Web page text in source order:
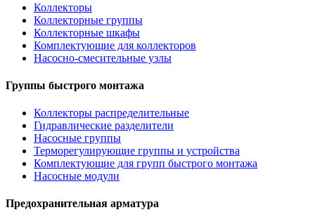
Коллекторы
Коллекторные группы
Коллекторные шкафы
Комплектующие для коллекторов
Насосно-смесительные узлы
Группы быстрого монтажа
Коллекторы распределительные
Гидравлические разделители
Насосные группы
Терморегулирующие группы и устройства
Комплектующие для групп быстрого монтажа
Насосные модули
Предохранительная арматура